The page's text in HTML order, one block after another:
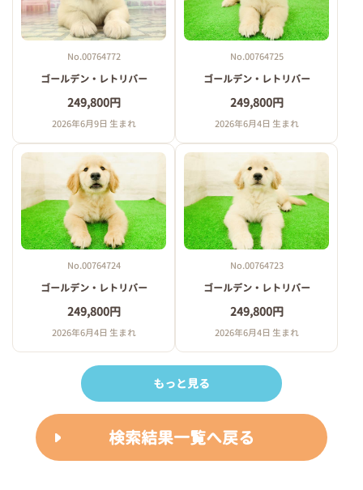
No.00764772
ゴールデン・レトリバー
249,800円
2026年6月9日 生まれ
No.00764725
ゴールデン・レトリバー
249,800円
2026年6月4日 生まれ
No.00764724
ゴールデン・レトリバー
249,800円
2026年6月4日 生まれ
No.00764723
ゴールデン・レトリバー
249,800円
2026年6月4日 生まれ
もっと見る
検索結果一覧へ戻る